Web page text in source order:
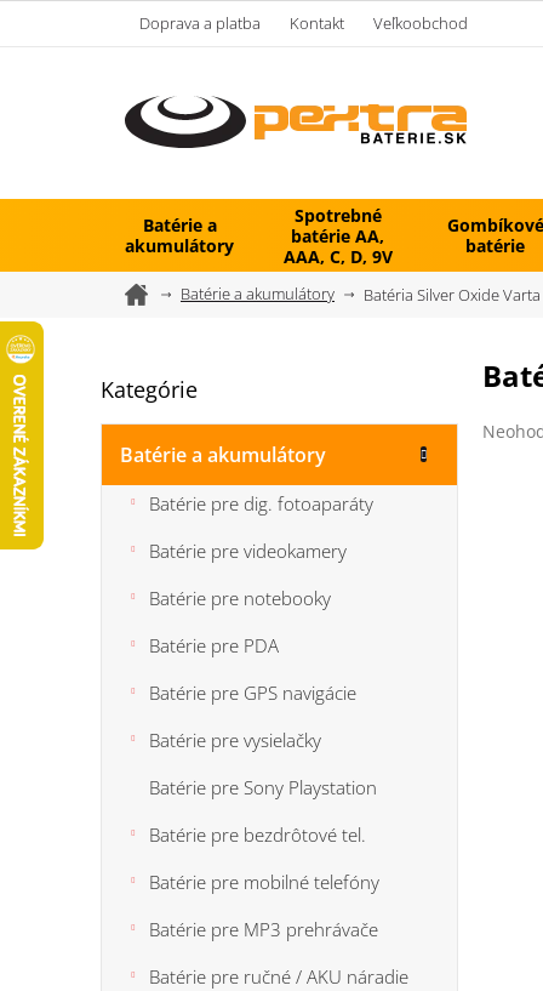
Doprava a platba Kontakt Veľkoobchod
Batérie a
akumulátory
Spotrebné
batérie AA,
AAA, C, D, 9V
Gombíkové
batérie
DomovBatérie a akumulátory Batéria Silver Oxide Varta
o
č
Preskočiť
Kategórie
Batérie a akumulátory
Batérie pre dig. fotoaparáty
Batérie pre videokamery
Batérie pre notebooky
Batérie pre PDA
Batérie pre GPS navigácie
Batérie pre vysielačky
Batérie pre Sony Playstation
Batérie pre bezdrôtové tel.
Batérie pre mobilné telefóny
Batérie pre MP3 prehrávače
Batérie pre ručné / AKU náradie